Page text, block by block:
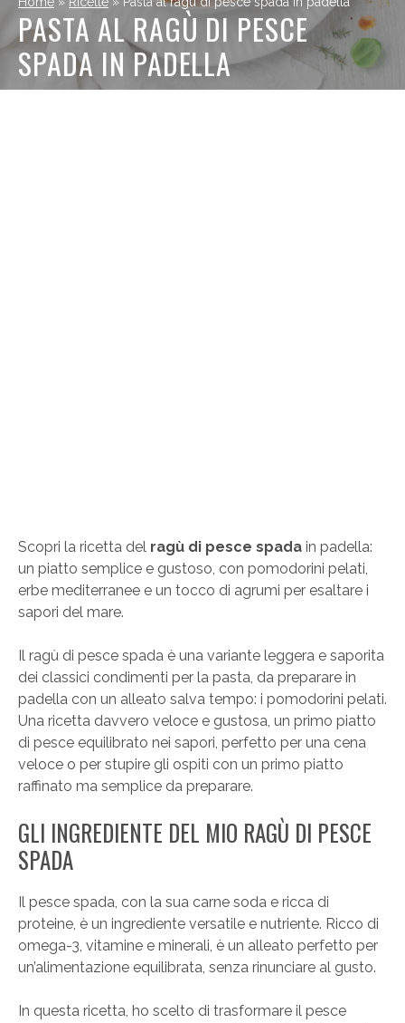
PASTA AL RAGÙ DI PESCE
SPADA IN PADELLA
Scopri la ricetta del ragù di pesce spada in padella:
un piatto semplice e gustoso, con pomodorini pelati,
erbe mediterranee e un tocco di agrumi per esaltare i
sapori del mare.
Il ragù di pesce spada è una variante leggera e saporita
dei classici condimenti per la pasta, da preparare in
padella con un alleato salva tempo: i pomodorini pelati.
Una ricetta davvero veloce e gustosa, un primo piatto
di pesce equilibrato nei sapori, perfetto per una cena
veloce o per stupire gli ospiti con un primo piatto
raffinato ma semplice da preparare.
GLI INGREDIENTE DEL MIO RAGÙ DI PESCE
SPADA
Il pesce spada, con la sua carne soda e ricca di
proteine, è un ingrediente versatile e nutriente. Ricco di
omega-3, vitamine e minerali, è un alleato perfetto per
un’alimentazione equilibrata, senza rinunciare al gusto.
In questa ricetta, ho scelto di trasformare il pesce